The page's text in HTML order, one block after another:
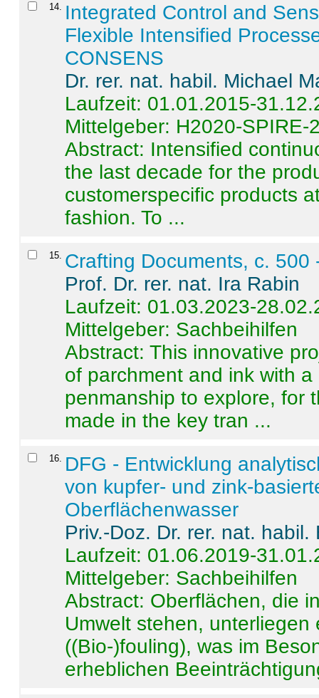
14
Integrated Control and
Flexible Intensified
CONSENS
Dr. rer. nat. habil. Michael
Laufzeit: 01.01.2015-
Mittelgeber: H2020-SPIRE-
Abstract: Intensified
the last decade for the
customerspecific products
fashion. To ...
15 Crafting Documents, c. 500
Prof. Dr. rer. nat. Ira Rabin
Laufzeit: 01.03.2023-
Mittelgeber: Sachbeihilfen
Abstract:This innovative
of parchment and ink with
penmanship to explore, for
made in the key tran ...
16
DFG - Entwicklung
von kupfer- und zink-
Oberflächenwasser
Priv.-Doz. Dr. rer. nat.
Laufzeit: 01.06.2019-
Mittelgeber: Sachbeihilfen
Abstract: Oberflächen, die
Umwelt stehen,
((Bio-)fouling), was im
erheblichen